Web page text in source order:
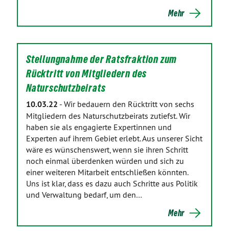
Mehr
Stellungnahme der Ratsfraktion zum
Rücktritt von Mitgliedern des
Naturschutzbeirats
10.03.22 - Wir bedauern den Rücktritt von sechs
Mitgliedern des Naturschutzbeirats zutiefst. Wir
haben sie als engagierte Expertinnen und
Experten auf ihrem Gebiet erlebt. Aus unserer Sicht
wäre es wünschenswert, wenn sie ihren Schritt
noch einmal überdenken würden und sich zu
einer weiteren Mitarbeit entschließen könnten.
Uns ist klar, dass es dazu auch Schritte aus Politik
und Verwaltung bedarf, um den…
Mehr